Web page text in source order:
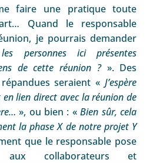
faire une pratique toute
Quand le responsable
je pourrais demander
personnes ici présentes
de cette réunion ? ». Des
seraient « J’espère
en lien direct avec la réunion de
», ou bien : «Bien sûr, cela
la phase X de notre projet Y
que le responsable pose
collaborateurs et